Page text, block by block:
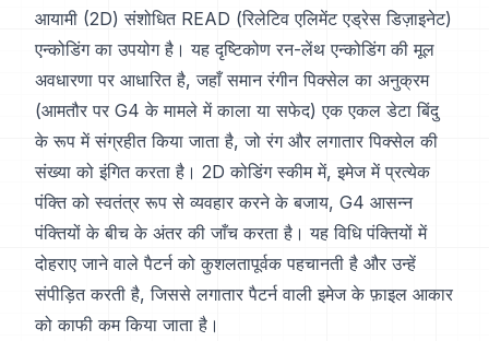
आयामी (2D) संशोधित READ (रिलेटिव एलिमेंट एड्रेस डिज़ाइनेट)
एन्कोडिंग का उपयोग है। यह दृष्टिकोण रन-लेंथ एन्कोडिंग की मूल
अवधारणा पर आधारित है, जहाँ समान रंगीन पिक्सेल का अनुक्रम
(आमतौर पर G4 के मामले में काला या सफेद) एक एकल डेटा बिंदु
के रूप में संग्रहीत किया जाता है, जो रंग और लगातार पिक्सेल की
संख्या को इंगित करता है। 2D कोडिंग स्कीम में, इमेज में प्रत्येक
पंक्ति को स्वतंत्र रूप से व्यवहार करने के बजाय, G4 आसन्न
पंक्तियों के बीच के अंतर की जाँच करता है। यह विधि पंक्तियों में
दोहराए जाने वाले पैटर्न को कुशलतापूर्वक पहचानती है और उन्हें
संपीड़ित करती है, जिससे लगातार पैटर्न वाली इमेज के फ़ाइल आकार
को काफी कम किया जाता है।